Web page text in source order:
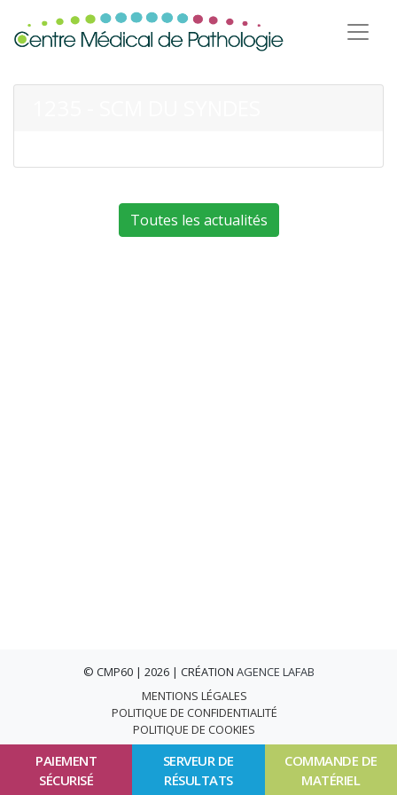
PAIEMENT
SÉCURISÉ
SERVEUR DE
RÉSULTATS
COMMANDE DE
MATÉRIEL
Toutes les actualités
© CMP60 | 2026 | CRÉATION AGENCE LAFAB
MENTIONS LÉGALES
POLITIQUE DE CONFIDENTIALITÉ
POLITIQUE DE COOKIES